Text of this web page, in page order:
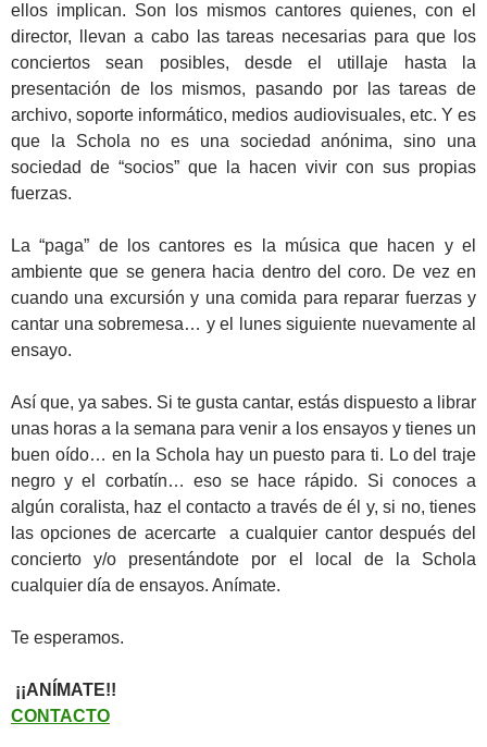
ellos implican. Son los mismos cantores quienes, con el
director, llevan a cabo las tareas necesarias para que los
conciertos sean posibles, desde el utillaje hasta la
presentación de los mismos, pasando por las tareas de
archivo, soporte informático, medios audiovisuales, etc. Y es
que la Schola no es una sociedad anónima, sino una
sociedad de “socios” que la hacen vivir con sus propias
fuerzas.
La “paga” de los cantores es la música que hacen y el
ambiente que se genera hacia dentro del coro. De vez en
cuando una excursión y una comida para reparar fuerzas y
cantar una sobremesa… y el lunes siguiente nuevamente al
ensayo.
Así que, ya sabes. Si te gusta cantar, estás dispuesto a librar
unas horas a la semana para venir a los ensayos y tienes un
buen oído… en la Schola hay un puesto para ti. Lo del traje
negro y el corbatín… eso se hace rápido. Si conoces a
algún coralista, haz el contacto a través de él y, si no, tienes
las opciones de acercarte a cualquier cantor después del
concierto y/o presentándote por el local de la Schola
cualquier día de ensayos. Anímate.
Te esperamos.
¡¡ANÍMATE!!
CONTACTO